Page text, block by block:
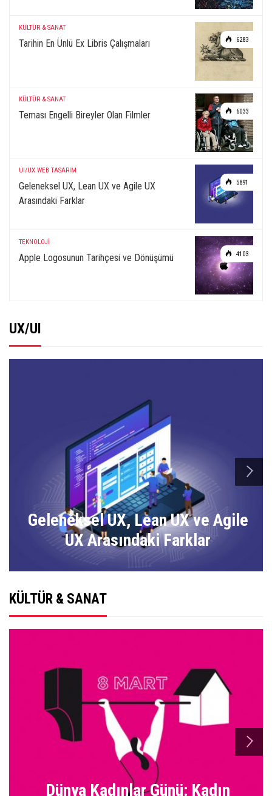
6283
KÜLTÜR & SANAT
Tarihin En Ünlü Ex Libris Çalışmaları
6033
KÜLTÜR & SANAT
Teması Engelli Bireyler Olan Filmler
5891
UI/UX WEB TASARIM
Geleneksel UX, Lean UX ve Agile UX
Arasındaki Farklar
4103
TEKNOLOJİ
Apple Logosunun Tarihçesi ve Dönüşümü
UX/UI
Geleneksel UX, Lean UX ve Agile
UX Arasındaki Farklar
KÜLTÜR & SANAT
Dünya Kadınlar Günü: Kadın